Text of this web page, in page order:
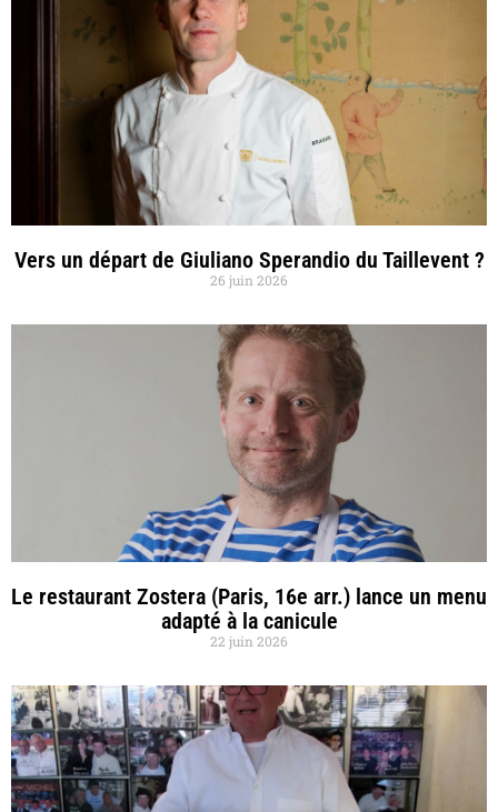
Vers un départ de Giuliano Sperandio du Taillevent ?
26 juin 2026
Le restaurant Zostera (Paris, 16e arr.) lance un menu
adapté à la canicule
22 juin 2026